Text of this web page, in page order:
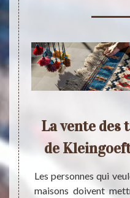
La vente des
de
Les personnes qui
maisons doivent